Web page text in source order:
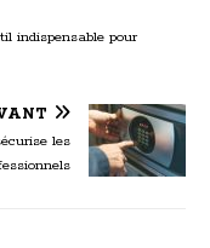
indispensable pour
les